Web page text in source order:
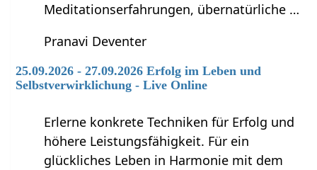
Meditationserfahrungen, übernatürliche …
Pranavi Deventer
25.09.2026 - 27.09.2026 Erfolg im Leben und
Selbstverwirklichung - Live Online
Erlerne konkrete Techniken für Erfolg und
höhere Leistungsfähigkeit. Für ein
glückliches Leben in Harmonie mit dem